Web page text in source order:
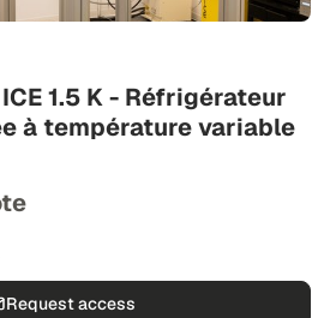
1.5 K - Réfrigérateur
à température variable
Request access